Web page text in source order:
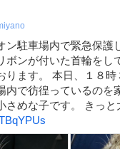
ン駐車場内で緊急保護
ボンが付いた首輪をし
ります。 本日、１８
内で彷徨っているのを
さめな子です。 きっと